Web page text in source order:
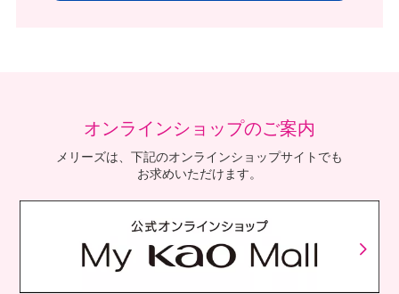
オンラインショップのご案内
メリーズは、下記のオンラインショップサイトでも
お求めいただけます。